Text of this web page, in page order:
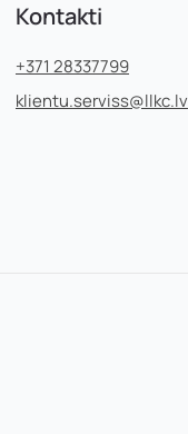
Kontakti
+371 28337799
klientu.serviss@llkc.lv